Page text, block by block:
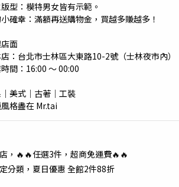
型：模特男女皆有示範。
確幸：滿額再送購物金，買越多賺越多！
面
：台北市士林區大東路10-2號（士林夜市內）
間：16:00 ～ 00:00
美式｜古著｜工裝
格盡在 Mr.tai
，🔥🔥任選3件，超商免運費🔥🔥
分類，夏日優惠 全館2件88折